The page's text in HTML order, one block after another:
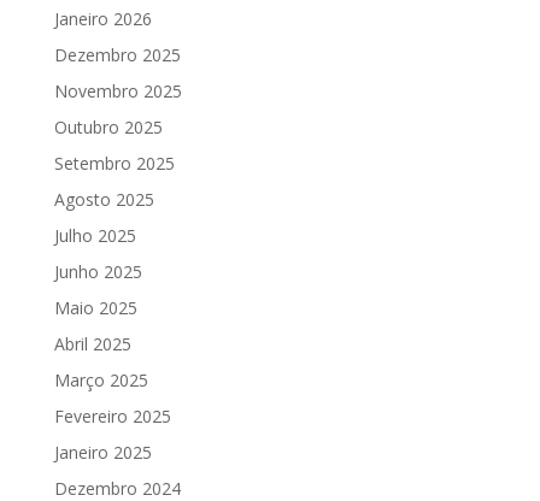
Janeiro 2026
Dezembro 2025
Novembro 2025
Outubro 2025
Setembro 2025
Agosto 2025
Julho 2025
Junho 2025
Maio 2025
Abril 2025
Março 2025
Fevereiro 2025
Janeiro 2025
Dezembro 2024